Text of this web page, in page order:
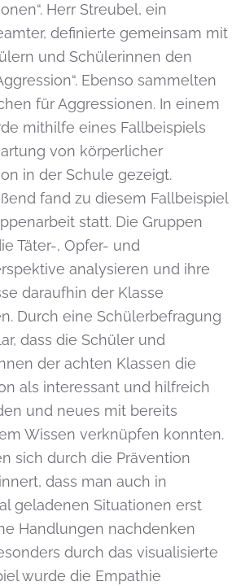
Herr Streubel, ein
definierte gemeinsam mit
und Schülerinnen den
Ebenso sammelten
für Aggressionen. In einem
mithilfe eines Fallbeispiels
von körperlicher
in der Schule gezeigt.
fand zu diesem Fallbeispiel
statt. Die Gruppen
Täter-, Opfer- und
analysieren und ihre
daraufhin der Klasse
Durch eine Schülerbefragung
dass die Schüler und
der achten Klassen die
als interessant und hilfreich
und neues mit bereits
Wissen verknüpfen konnten.
sich durch die Prävention
dass man auch in
geladenen Situationen erst
Handlungen nachdenken
durch das visualisierte
wurde die Empathie